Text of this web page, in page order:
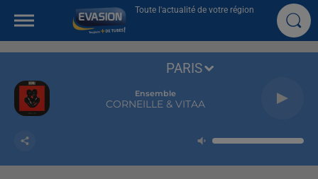
Toute l'actualité de votre région
Ensemble
CORNEILLE & VITAA
PARIS